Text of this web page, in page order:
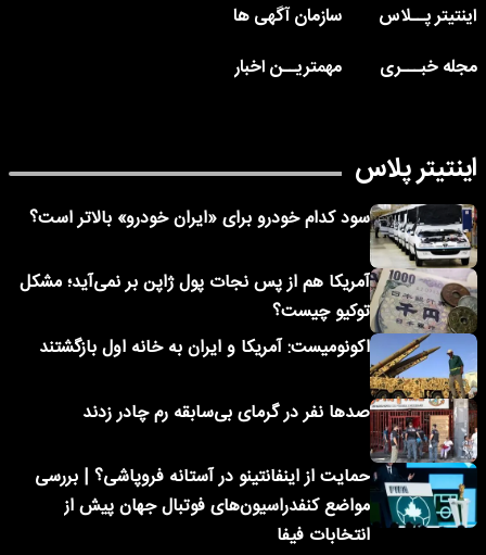
اینتیتر پــلاس
سازمان آگهی ها
مجله خبـــری
مهمتریــن اخبار
اینتیتر پلاس
سود کدام خودرو برای «ایران خودرو» بالاتر است؟
آمریکا هم از پس نجات پول ژاپن بر نمی‌آید؛ مشکل
توکیو چیست؟
اکونومیست: آمریکا و ایران به خانه اول بازگشتند
صدها نفر در گرمای بی‌سابقه رم چادر زدند
حمایت از اینفانتینو در آستانه فروپاشی؟ | بررسی
مواضع کنفدراسیون‌های فوتبال جهان پیش از
انتخابات فیفا